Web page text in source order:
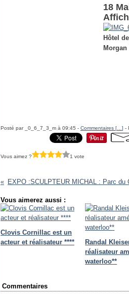
18
Hôtel
Morgan
Posté par _0_6_7_3_m à 09:45 - Commentaires [ ] -
Vous aimez ? 1 vote
Vous aimerez aussi :
Clovis Cornillac est un
acteur et réalisateur ****
Randal
réalisateur
waterloo**
Commentaires